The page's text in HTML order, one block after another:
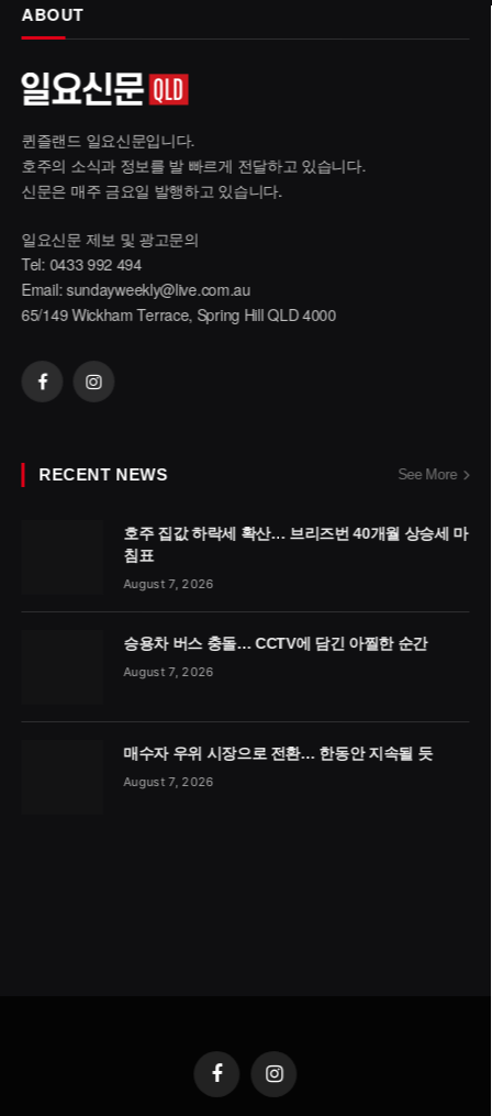
ABOUT
퀸즐랜드 일요신문입니다.
호주의 소식과 정보를 발 빠르게 전달하고 있습니다.
신문은 매주 금요일 발행하고 있습니다.
일요신문 제보 및 광고문의
Tel: 0433 992 494
Email:sundayweekly@live.com.au
65/149 Wickham Terrace, Spring Hill QLD 4000
FacebookInstagram
RECENT NEWS See More
호주 집값 하락세 확산… 브리즈번 40개월 상승세 마
침표
August 7, 2026
승용차 버스 충돌… CCTV에 담긴 아찔한 순간
August 7, 2026
매수자 우위 시장으로 전환… 한동안 지속될 듯
August 7, 2026
FacebookInstagram